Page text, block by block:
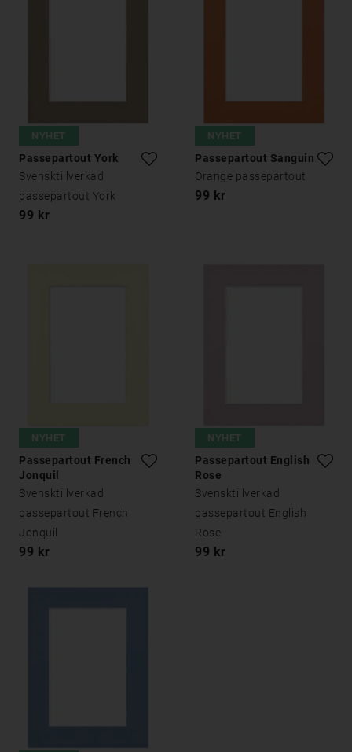
NYHET
Passepartout York
Svensktillverkad
passepartout York
99 kr
NYHET
Passepartout Sanguine
Orange passepartout
99 kr
NYHET
Passepartout French
Jonquil
Svensktillverkad
passepartout French
Jonquil
99 kr
NYHET
Passepartout English
Rose
Svensktillverkad
passepartout English
Rose
99 kr